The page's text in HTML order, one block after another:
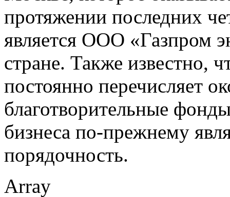
протяжении последних
является ООО «Газпром
стране. Также известно,
постоянно перечисляет
благотворительные
бизнеса по-прежнему
порядочность.
Array